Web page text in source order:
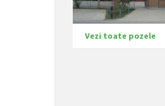
Vezi toate pozele